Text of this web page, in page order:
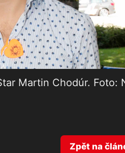
Martin Chodúr. Foto:
Zpět na